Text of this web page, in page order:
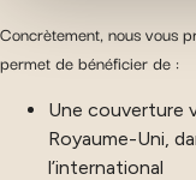
Concrètement, nous vous
permet de bénéficier de :
Une couverture
Royaume-Uni,
l’international